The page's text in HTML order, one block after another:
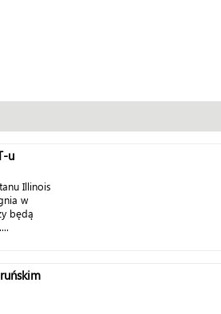
u
Illinois
w
będą